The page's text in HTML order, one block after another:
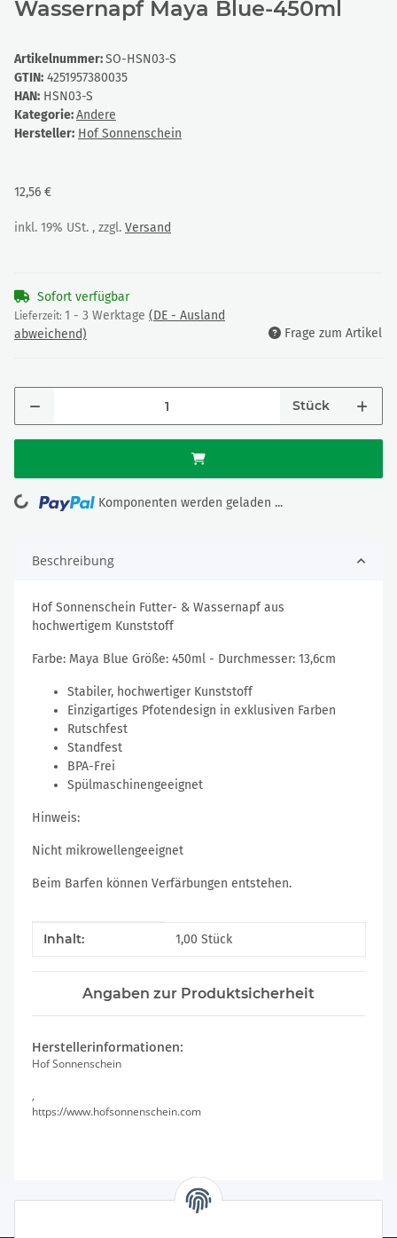
Wassernapf Maya Blue-450ml
Artikelnummer:SO-HSN03-S
GTIN: 4251957380035
HAN: HSN03-S
Kategorie:Andere
Hersteller: Hof Sonnenschein
12,56 €
inkl. 19% USt. , zzgl. Versand
Sofort verfügbar
Lieferzeit: 1 - 3 Werktage (DE - Ausland
abweichend)
Frage zum Artikel
Stück
Loading... Komponenten werden geladen ...
Beschreibung
Hof Sonnenschein Futter- & Wassernapf aus
hochwertigem Kunststoff
Farbe: Maya Blue Größe: 450ml - Durchmesser: 13,6cm
Stabiler, hochwertiger Kunststoff
Einzigartiges Pfotendesign in exklusiven Farben
Rutschfest
Standfest
BPA-Frei
Spülmaschinengeeignet
Hinweis:
Nicht mikrowellengeeignet
Beim Barfen können Verfärbungen entstehen.
Produkteigenschaft
Wert
Inhalt: 1,00 Stück
Angaben zur Produktsicherheit
Herstellerinformationen:
Hof Sonnenschein
,
https://www.hofsonnenschein.com